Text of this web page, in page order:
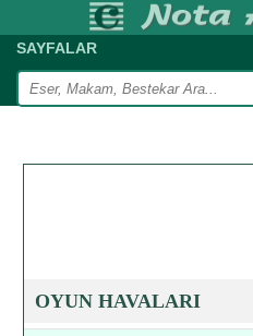
SAYFALAR
OYUN HAVALARI